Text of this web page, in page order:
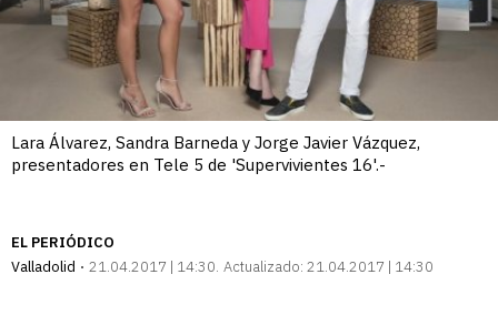
Lara Álvarez, Sandra Barneda y Jorge Javier Vázquez,
presentadores en Tele 5 de 'Supervivientes 16'.-
EL PERIÓDICO
Valladolid
21.04.2017 | 14:30 Actualizado: 21.04.2017 | 14:30